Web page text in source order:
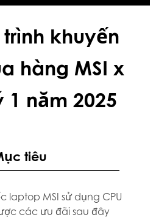
khuyến
hàng MSI x
1 năm 2025
tiêu
laptop MSI sử dụng CPU
các ưu đãi sau đây